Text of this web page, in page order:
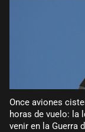
Once aviones
horas de vuelo: la
venir en la Guerra